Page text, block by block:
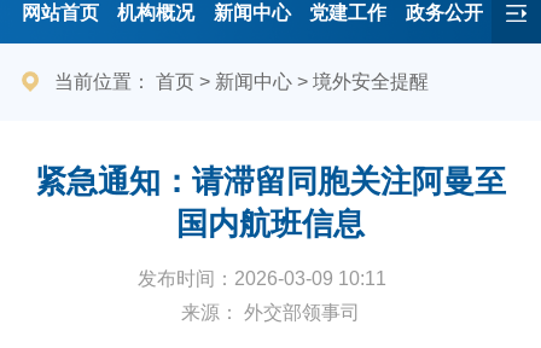
网站首页 机构概况 新闻中心 党建工作 政务公开
办事服务 民间友好 港澳事务 互动交流 专题专栏
当前位置： 首页> 新闻中心> 境外安全提醒
紧急通知：请滞留同胞关注阿曼至
国内航班信息
发布时间：2026-03-09 10:11
来源： 外交部领事司